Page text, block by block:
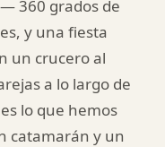
360 grados de
y una fiesta
un crucero al
a lo largo de
lo que hemos
catamarán y un